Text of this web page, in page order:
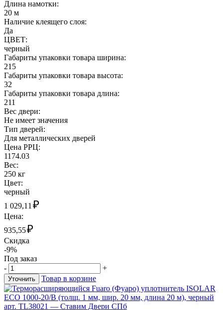
Длина намотки:
20 м
Наличие клеящего слоя:
Да
ЦВЕТ:
черный
Габариты упаковки товара ширина:
215
Габариты упаковки товара высота:
32
Габариты упаковки товара длина:
211
Вес двери:
Не имеет значения
Тип дверей:
Для металлических дверей
Цена РРЦ:
1174.03
Вес:
250 кг
Цвет:
черный
1 029,11₽
Цена:
935,55₽
Скидка
-9%
Под заказ
-
+
Уточнить Товар в корзине